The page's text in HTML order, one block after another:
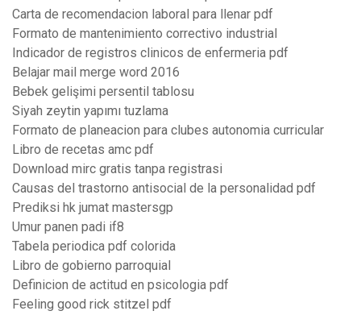
Carta de recomendacion laboral para llenar pdf
Formato de mantenimiento correctivo industrial
Indicador de registros clinicos de enfermeria pdf
Belajar mail merge word 2016
Bebek gelişimi persentil tablosu
Siyah zeytin yapımı tuzlama
Formato de planeacion para clubes autonomia curricular
Libro de recetas amc pdf
Download mirc gratis tanpa registrasi
Causas del trastorno antisocial de la personalidad pdf
Prediksi hk jumat mastersgp
Umur panen padi if8
Tabela periodica pdf colorida
Libro de gobierno parroquial
Definicion de actitud en psicologia pdf
Feeling good rick stitzel pdf